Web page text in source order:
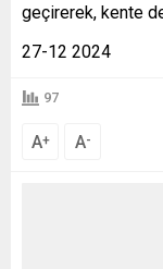
geçirerek, kente
27-12 2024
97
A+ A-